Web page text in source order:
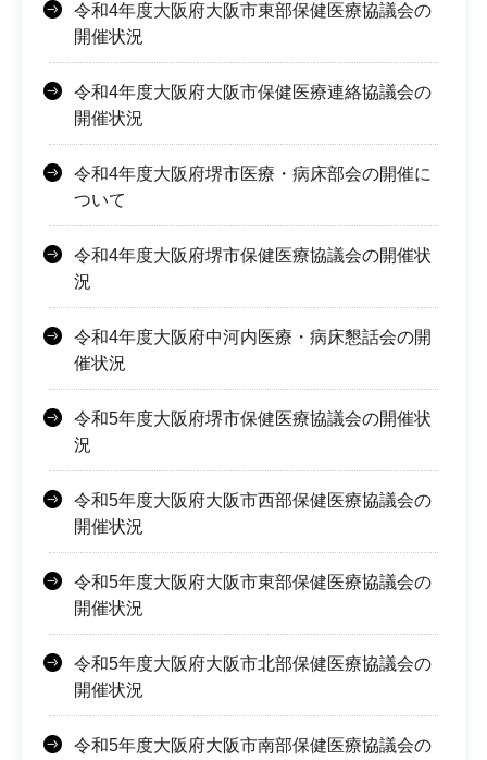
令和4年度大阪府大阪市東部保健医療協議会の
開催状況
令和4年度大阪府大阪市保健医療連絡協議会の
開催状況
令和4年度大阪府堺市医療・病床部会の開催に
ついて
令和4年度大阪府堺市保健医療協議会の開催状
況
令和4年度大阪府中河内医療・病床懇話会の開
催状況
令和5年度大阪府堺市保健医療協議会の開催状
況
令和5年度大阪府大阪市西部保健医療協議会の
開催状況
令和5年度大阪府大阪市東部保健医療協議会の
開催状況
令和5年度大阪府大阪市北部保健医療協議会の
開催状況
令和5年度大阪府大阪市南部保健医療協議会の